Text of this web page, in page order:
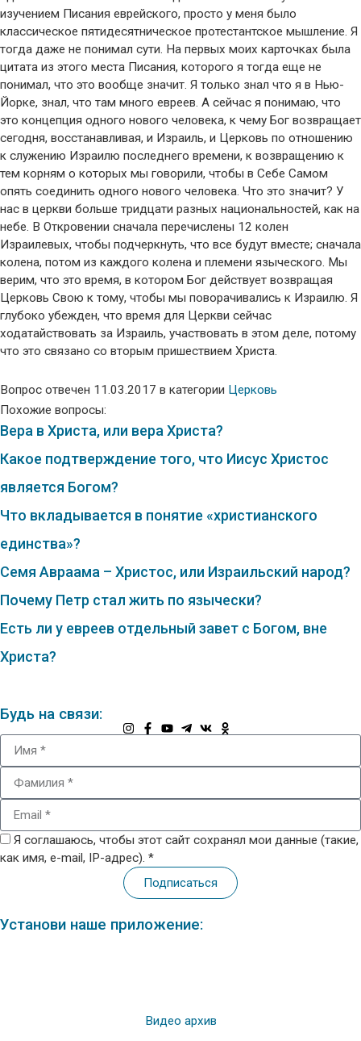
изучением Писания еврейского, просто у меня было
классическое пятидесятническое протестантское мышление. Я
тогда даже не понимал сути. На первых моих карточках была
цитата из этого места Писания, которого я тогда еще не
понимал, что это вообще значит. Я только знал что я в Нью-
Йорке, знал, что там много евреев. А сейчас я понимаю, что
это концепция одного нового человека, к чему Бог возвращает
сегодня, восстанавливая, и Израиль, и Церковь по отношению
к служению Израилю последнего времени, к возвращению к
тем корням о которых мы говорили, чтобы в Себе Самом
опять соединить одного нового человека. Что это значит? У
нас в церкви больше тридцати разных национальностей, как на
небе. В Откровении сначала перечислены 12 колен
Израилевых, чтобы подчеркнуть, что все будут вместе; сначала
колена, потом из каждого колена и племени языческого. Мы
верим, что это время, в котором Бог действует возвращая
Церковь Свою к тому, чтобы мы поворачивались к Израилю. Я
глубоко убежден, что время для Церкви сейчас
ходатайствовать за Израиль, участвовать в этом деле, потому
что это связано со вторым пришествием Христа.
Вопрос отвечен 11.03.2017 в категории Церковь
Похожие вопросы:
Вера в Христа, или вера Христа?
Какое подтверждение того, что Иисус Христос
является Богом?
Что вкладывается в понятие «христианского
единства»?
Семя Авраама – Христос, или Израильский народ?
Почему Петр стал жить по язычески?
Есть ли у евреев отдельный завет с Богом, вне
Христа?
Будь на связи:
Я соглашаюсь, чтобы этот сайт сохранял мои данные (такие,
как имя, e-mail, IP-адрес). *
Подписаться
Установи наше приложение:
Видео архив